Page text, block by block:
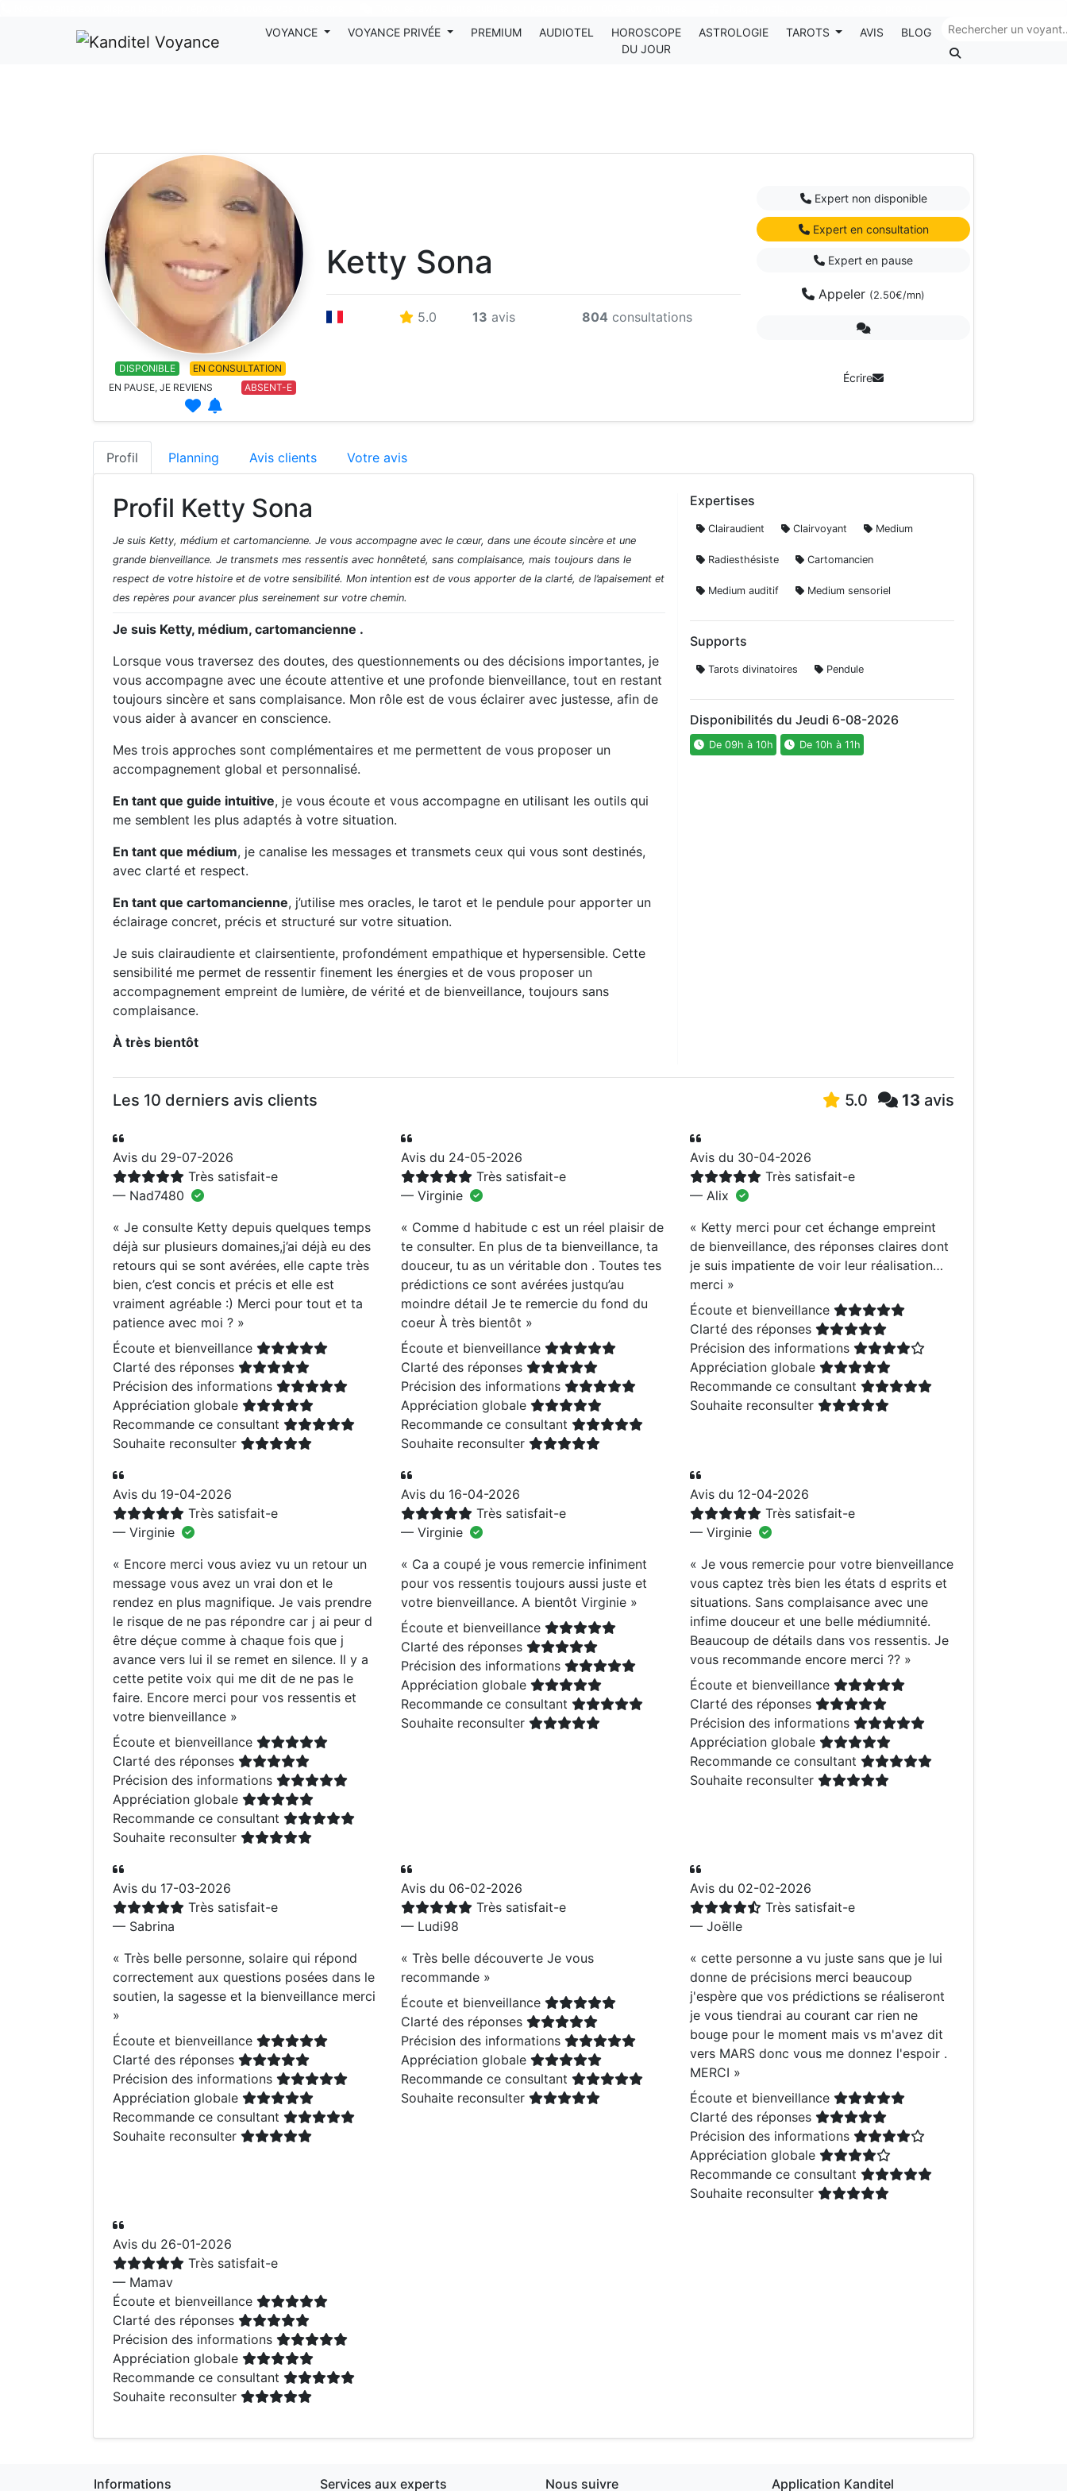
VOYANCE VOYANCE PRIVÉE PREMIUM AUDIOTEL
HOROSCOPE
DU JOUR
ASTROLOGIE TAROTS AVIS BLOG
DISPONIBLE
EN CONSULTATION
EN PAUSE, JE REVIENS
ABSENT-E
Ketty Sona
5.0 13 avis 804 consultations
Expert non disponible
Expert en consultation
Expert en pause
Appeler (2.50€/mn)
Écrire
Profil Planning Avis clients Votre avis
Profil Ketty Sona
Je suis Ketty, médium et cartomancienne. Je vous accompagne avec le cœur, dans une écoute sincère et une
grande bienveillance. Je transmets mes ressentis avec honnêteté, sans complaisance, mais toujours dans le
respect de votre histoire et de votre sensibilité. Mon intention est de vous apporter de la clarté, de l’apaisement et
des repères pour avancer plus sereinement sur votre chemin.
Je suis Ketty, médium, cartomancienne .
Lorsque vous traversez des doutes, des questionnements ou des décisions importantes, je
vous accompagne avec une écoute attentive et une profonde bienveillance, tout en restant
toujours sincère et sans complaisance. Mon rôle est de vous éclairer avec justesse, afin de
vous aider à avancer en conscience.
Mes trois approches sont complémentaires et me permettent de vous proposer un
accompagnement global et personnalisé.
En tant que guide intuitive, je vous écoute et vous accompagne en utilisant les outils qui
me semblent les plus adaptés à votre situation.
En tant que médium, je canalise les messages et transmets ceux qui vous sont destinés,
avec clarté et respect.
En tant que cartomancienne, j’utilise mes oracles, le tarot et le pendule pour apporter un
éclairage concret, précis et structuré sur votre situation.
Je suis clairaudiente et clairsentiente, profondément empathique et hypersensible. Cette
sensibilité me permet de ressentir finement les énergies et de vous proposer un
accompagnement empreint de lumière, de vérité et de bienveillance, toujours sans
complaisance.
À très bientôt
Expertises
Clairaudient Clairvoyant Medium
Radiesthésiste Cartomancien
Medium auditif Medium sensoriel
Supports
Tarots divinatoires Pendule
Disponibilités du Jeudi 6-08-2026
De 09h à 10h De 10h à 11h
Les 10 derniers avis clients 5.0 13 avis
Avis du 29-07-2026
Très satisfait-e
— Nad7480
« Je consulte Ketty depuis quelques temps
déjà sur plusieurs domaines,j’ai déjà eu des
retours qui se sont avérées, elle capte très
bien, c’est concis et précis et elle est
vraiment agréable :) Merci pour tout et ta
patience avec moi ? »
Écoute et bienveillance
Clarté des réponses
Précision des informations
Appréciation globale
Recommande ce consultant
Souhaite reconsulter
Avis du 24-05-2026
Très satisfait-e
— Virginie
« Comme d habitude c est un réel plaisir de
te consulter. En plus de ta bienveillance, ta
douceur, tu as un véritable don . Toutes tes
prédictions ce sont avérées justqu’au
moindre détail Je te remercie du fond du
coeur À très bientôt »
Écoute et bienveillance
Clarté des réponses
Précision des informations
Appréciation globale
Recommande ce consultant
Souhaite reconsulter
Avis du 30-04-2026
Très satisfait-e
— Alix
« Ketty merci pour cet échange empreint
de bienveillance, des réponses claires dont
je suis impatiente de voir leur réalisation…
merci »
Écoute et bienveillance
Clarté des réponses
Précision des informations
Appréciation globale
Recommande ce consultant
Souhaite reconsulter
Avis du 19-04-2026
Très satisfait-e
— Virginie
« Encore merci vous aviez vu un retour un
message vous avez un vrai don et le
rendez en plus magnifique. Je vais prendre
le risque de ne pas répondre car j ai peur d
être déçue comme à chaque fois que j
avance vers lui il se remet en silence. Il y a
cette petite voix qui me dit de ne pas le
faire. Encore merci pour vos ressentis et
votre bienveillance »
Écoute et bienveillance
Clarté des réponses
Précision des informations
Appréciation globale
Recommande ce consultant
Souhaite reconsulter
Avis du 16-04-2026
Très satisfait-e
— Virginie
« Ca a coupé je vous remercie infiniment
pour vos ressentis toujours aussi juste et
votre bienveillance. A bientôt Virginie »
Écoute et bienveillance
Clarté des réponses
Précision des informations
Appréciation globale
Recommande ce consultant
Souhaite reconsulter
Avis du 12-04-2026
Très satisfait-e
— Virginie
« Je vous remercie pour votre bienveillance
vous captez très bien les états d esprits et
situations. Sans complaisance avec une
infime douceur et une belle médiumnité.
Beaucoup de détails dans vos ressentis. Je
vous recommande encore merci ?? »
Écoute et bienveillance
Clarté des réponses
Précision des informations
Appréciation globale
Recommande ce consultant
Souhaite reconsulter
Avis du 17-03-2026
Très satisfait-e
— Sabrina
« Très belle personne, solaire qui répond
correctement aux questions posées dans le
soutien, la sagesse et la bienveillance merci
»
Écoute et bienveillance
Clarté des réponses
Précision des informations
Appréciation globale
Recommande ce consultant
Souhaite reconsulter
Avis du 06-02-2026
Très satisfait-e
— Ludi98
« Très belle découverte Je vous
recommande »
Écoute et bienveillance
Clarté des réponses
Précision des informations
Appréciation globale
Recommande ce consultant
Souhaite reconsulter
Avis du 02-02-2026
Très satisfait-e
— Joëlle
« cette personne a vu juste sans que je lui
donne de précisions merci beaucoup
j'espère que vos prédictions se réaliseront
je vous tiendrai au courant car rien ne
bouge pour le moment mais vs m'avez dit
vers MARS donc vous me donnez l'espoir .
MERCI »
Écoute et bienveillance
Clarté des réponses
Précision des informations
Appréciation globale
Recommande ce consultant
Souhaite reconsulter
Avis du 26-01-2026
Très satisfait-e
— Mamav
Écoute et bienveillance
Clarté des réponses
Précision des informations
Appréciation globale
Recommande ce consultant
Souhaite reconsulter
Informations Services aux experts Nous suivre Application Kanditel